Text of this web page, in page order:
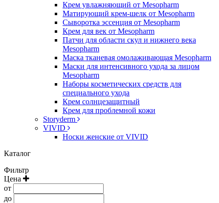
Крем увлажняющий от Mesopharm
Матирующий крем-шелк от Mesopharm
Сыворотка эссенция от Mesopharm
Крем для век от Mesopharm
Патчи для области скул и нижнего века
Mesopharm
Маска тканевая омолаживающая Mesopharm
Маски для интенсивного ухода за лицом
Mesopharm
Наборы косметических средств для
специального ухода
Крем солнцезащитный
Крем для проблемной кожи
Storyderm
VIVID
Носки женские от VIVID
Каталог
Фильтр
Цена
от
до